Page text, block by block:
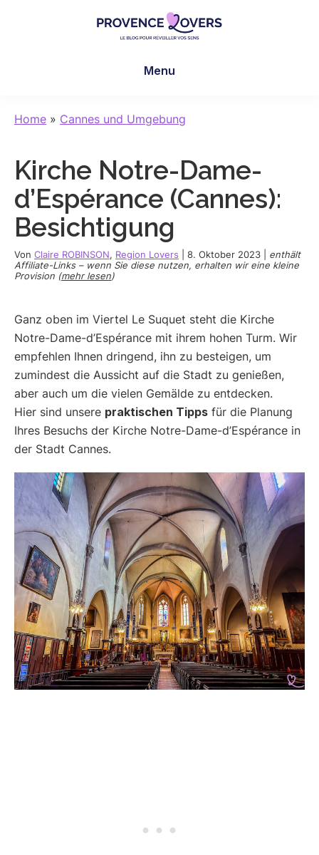
in
zu
wecken
-
Le
de
Claire
Manu
Menu
Home » Cannes und Umgebung
Kirche Notre-Dame-
d’Espérance (Cannes):
Besichtigung
Von Claire ROBINSON, Region Lovers 8. Oktober 2023
enthält
Affiliate-Links – wenn Sie diese nutzen, erhalten wir eine kleine
Provision (mehr lesen)
Ganz oben im Viertel Le Suquet steht die Kirche
Notre-Dame-d’Espérance mit ihrem hohen Turm. Wir
empfehlen Ihnen dringend, ihn zu besteigen, um
zumindest die Aussicht auf die Stadt zu genießen,
aber auch um die vielen Gemälde zu entdecken.
Hier sind unsere praktischen Tipps für die Planung
Ihres Besuchs der Kirche Notre-Dame-d’Espérance in
der Stadt Cannes.